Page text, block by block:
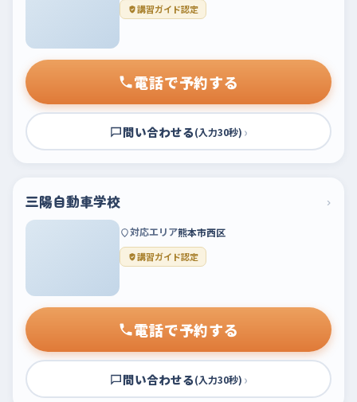
講習ガイド認定
電話で予約する
問い合わせる(入力30秒) ›
三陽自動車学校 ›
対応エリア熊本市西区
講習ガイド認定
電話で予約する
問い合わせる(入力30秒) ›